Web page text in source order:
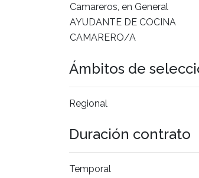
Camareros, en General
AYUDANTE DE COCINA
CAMARERO/A
Ámbitos de
Regional
Duración contrato
Temporal